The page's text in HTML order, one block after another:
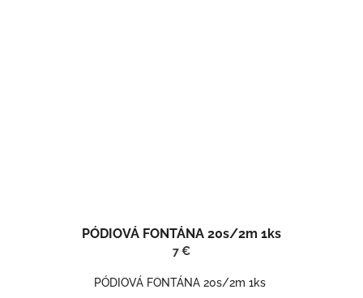
PÓDIOVÁ FONTÁNA 20s/2m 1ks
7 €
PÓDIOVÁ FONTÁNA 20s/2m 1ks